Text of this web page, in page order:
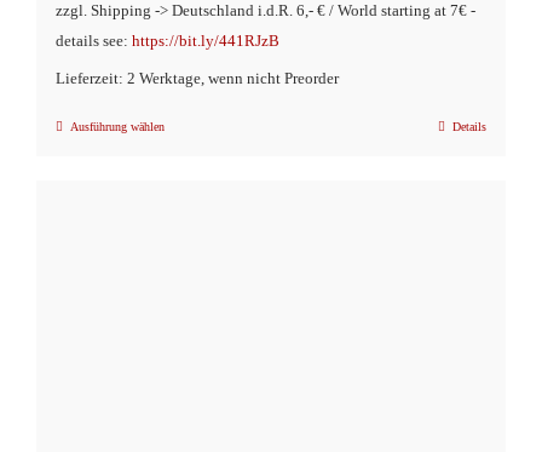
zzgl. Shipping -> Deutschland i.d.R. 6,- € / World starting at 7€ -
details see: https://bit.ly/441RJzB
Lieferzeit: 2 Werktage, wenn nicht Preorder
Ausführung wählenDieses
Details